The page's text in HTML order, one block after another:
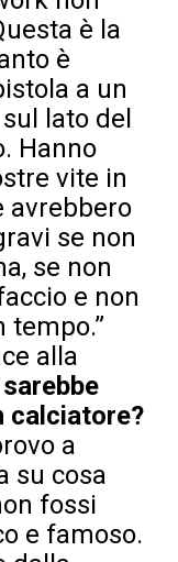
è la
è
a un
lato del
Hanno
vite in
avrebbero
se non
se non
e non
tempo.”
alla
calciatore?
a
su cosa
fossi
e famoso.